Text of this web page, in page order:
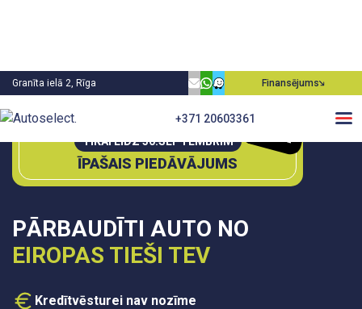
Granīta ielā 2, Rīga Finansējums
+371 20603361
TIKAI LĪDZ 30.SEPTEMBRIM
ĪPAŠAIS PIEDĀVĀJUMS
0€
PĀRBAUDĪTI AUTO NO
EIROPAS TIEŠI TEV
Kredītvēsturei nav nozīme